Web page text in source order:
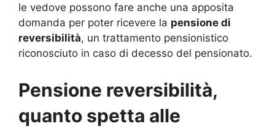
le vedove possono fare anche una apposita
domanda per poter ricevere la pensione di
reversibilità, un trattamento pensionistico
riconosciuto in caso di decesso del pensionato.
Pensione reversibilità,
quanto spetta alle